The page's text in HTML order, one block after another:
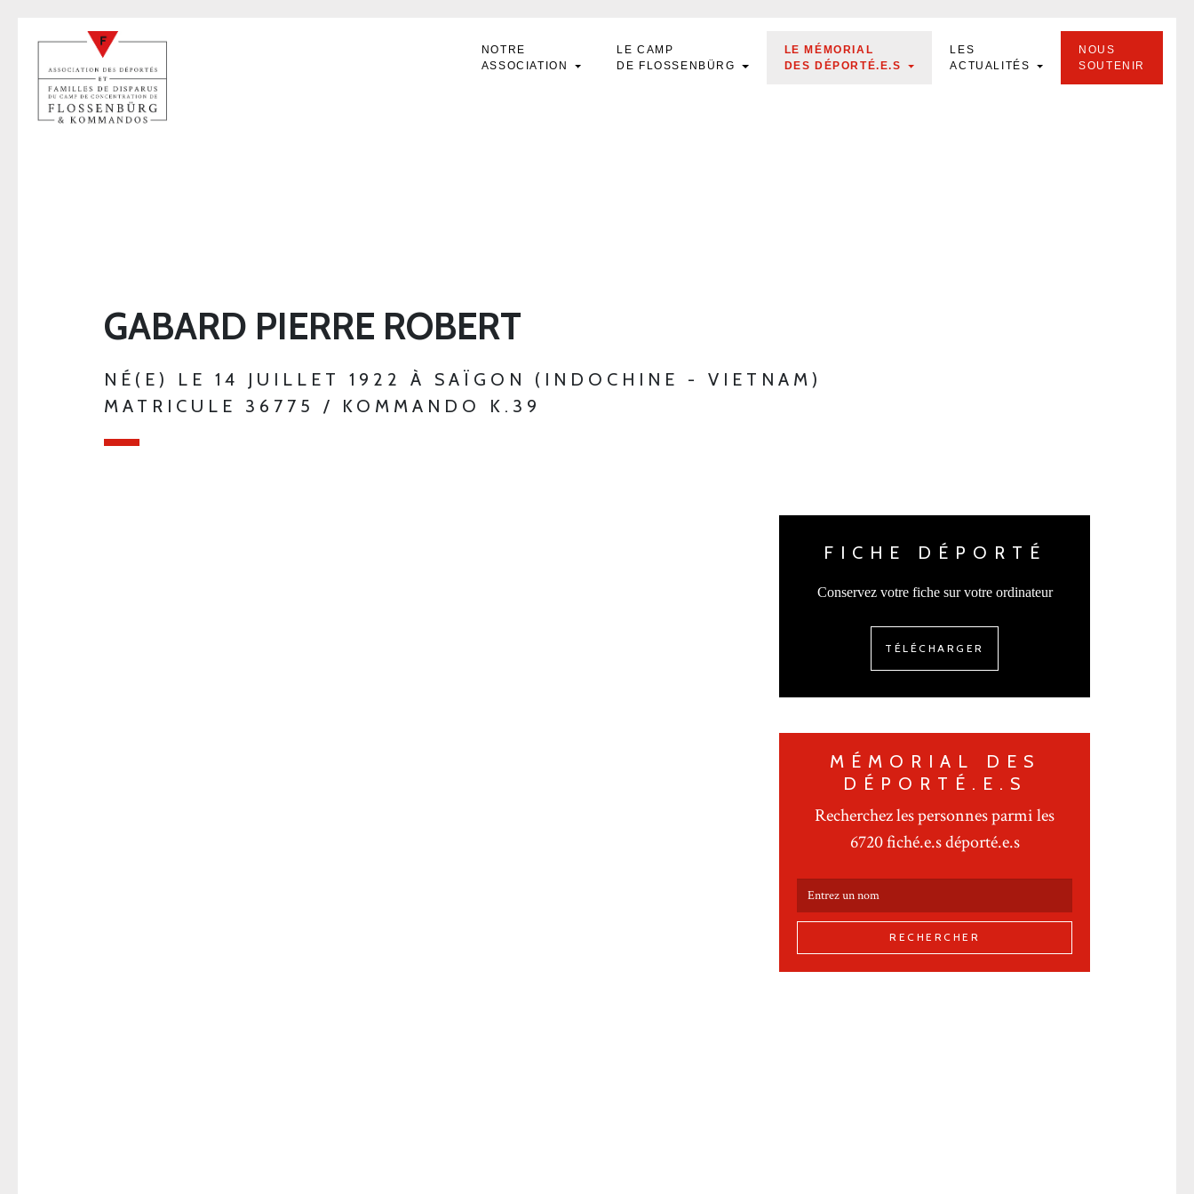
NOTRE
ASSOCIATION
LE CAMP
DE FLOSSENBÜRG
LE MÉMORIAL
DES DÉPORTÉ.E.S
LES
ACTUALITÉS
NOUS
SOUTENIR
GABARD PIERRE ROBERT
NÉ(E) LE 14 JUILLET 1922 À SAÏGON (INDOCHINE - VIETNAM)
MATRICULE 36775 / KOMMANDO K.39
FICHE DÉPORTÉ
Conservez votre fiche sur votre ordinateur
TÉLÉCHARGER
MÉMORIAL DES
DÉPORTÉ.E.S
Recherchez les personnes parmi les
6720 fiché.e.s déporté.e.s
RECHERCHER